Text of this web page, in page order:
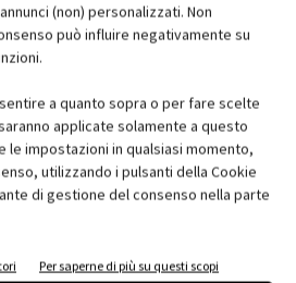
(non) personalizzati. Non
può influire negativamente su
a quanto sopra o per fare scelte
applicate solamente a questo
le impostazioni in qualsiasi momento,
utilizzando i pulsanti della Cookie
di gestione del consenso nella parte
Per saperne di più su questi scopi
Edicola web
Iscriviti alla newsletter